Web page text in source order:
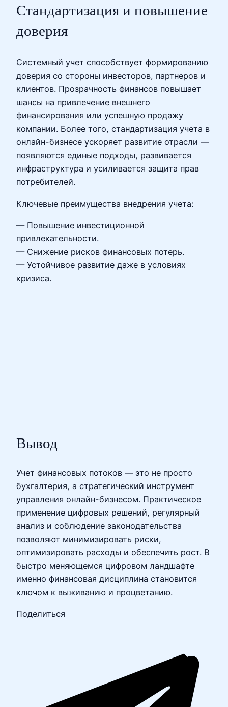
Стандартизация и повышение
доверия
Системный учет способствует формированию
доверия со стороны инвесторов, партнеров и
клиентов. Прозрачность финансов повышает
шансы на привлечение внешнего
финансирования или успешную продажу
компании. Более того, стандартизация учета в
онлайн-бизнесе ускоряет развитие отрасли —
появляются единые подходы, развивается
инфраструктура и усиливается защита прав
потребителей.
Ключевые преимущества внедрения учета:
— Повышение инвестиционной
привлекательности.
— Снижение рисков финансовых потерь.
— Устойчивое развитие даже в условиях
кризиса.
Вывод
Учет финансовых потоков — это не просто
бухгалтерия, а стратегический инструмент
управления онлайн-бизнесом. Практическое
применение цифровых решений, регулярный
анализ и соблюдение законодательства
позволяют минимизировать риски,
оптимизировать расходы и обеспечить рост. В
быстро меняющемся цифровом ландшафте
именно финансовая дисциплина становится
ключом к выживанию и процветанию.
Поделиться